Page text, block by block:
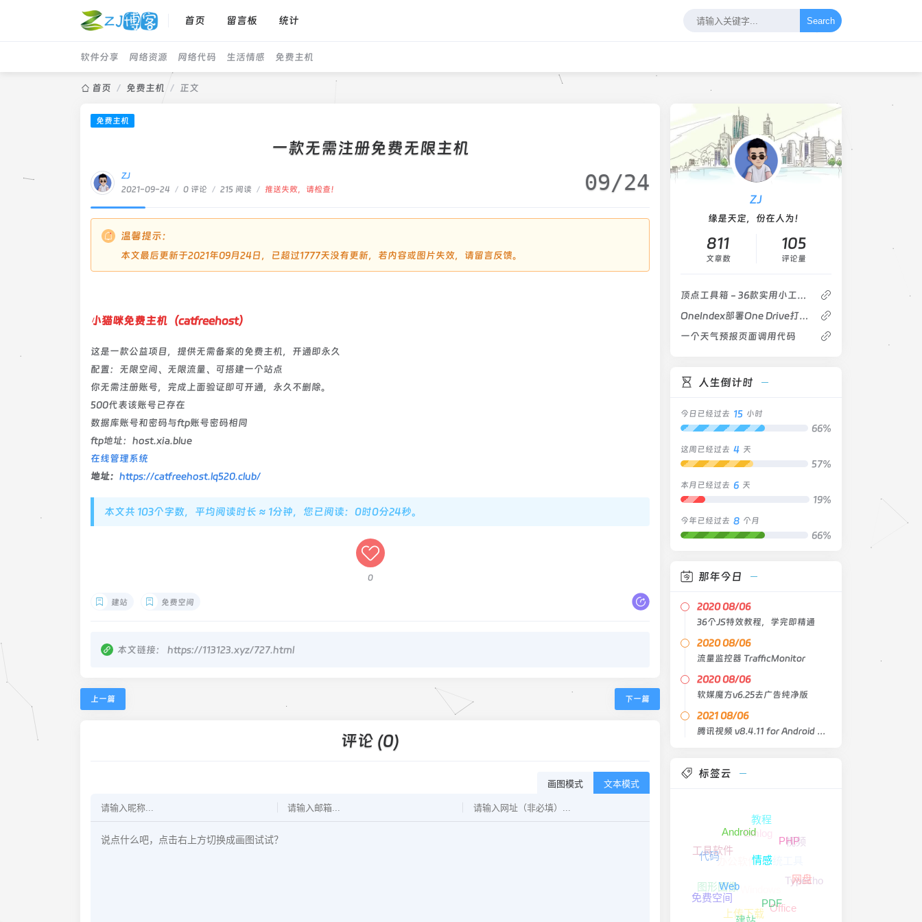
首页 留言板 统计 Search
软件分享 网络资源 网络代码 生活情感 免费主机
首页 / 免费主机 / 正文
免费主机
一款无需注册免费无限主机
ZJ
2021-09-24
/ 0 评论 / 215 阅读 / 推送失败，请检查！ 09/24
温馨提示：
本文最后更新于2021年09月24日，已超过1777天没有更新，若内容或图片失效，请留言反馈。
小猫咪免费主机（catfreehost）
这是一款公益项目，提供无需备案的免费主机，开通即永久
配置：无限空间、无限流量、可搭建一个站点
你无需注册账号，完成上面验证即可开通，永久不删除。
500代表该账号已存在
数据库账号和密码与ftp账号密码相同
ftp地址：host.xia.blue
在线管理系统
地址： https://catfreehost.lq520.club/
本文共 103个字数，平均阅读时长 ≈ 1分钟，您已阅读：0时0分25秒。
0
建站 免费空间
本文链接： https://113123.xyz/727.html
上一篇 下一篇
评论 (0)
画图模式 文本模式
ZJ
缘是天定，份在人为！
811
文章数
105
评论量
顶点工具箱 - 36款实用小工具软件的合集
OneIndex部署One Drive打造专属分享型网盘
一个天气预报页面调用代码
人生倒计时
今日已经过去 15 小时
66%
这周已经过去 4 天
57%
本月已经过去 6 天
19%
今年已经过去 8 个月
66%
那年今日
2020 08/06
36个JS特效教程，学完即精通
2020 08/06
流量监控器 TrafficMonitor
2020 08/06
软媒魔方v6.25去广告纯净版
2021 08/06
腾讯视频 v8.4.11 for Android 去广告版
标签云
工具软件
代码
Android
教程
Emlog
办公软件
图形图像
免费空间
Web
情感
PHP
视频
系统工具
Windows
上传下载
PDF
网盘
Typecho
Office